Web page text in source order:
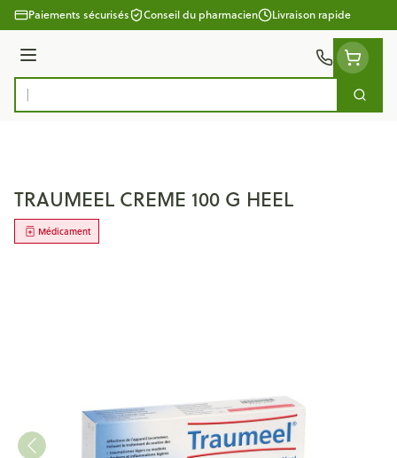
Aller au contenu
Paiements sécurisés Conseil du pharmacien Livraison rapide
Menu
Rechercher
TRAUMEEL CREME 100 G HEEL
Médicament